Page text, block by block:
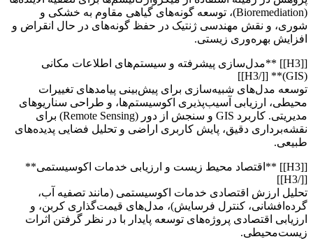
(Bioremediation)، توسعه گونه‌های گیاهی مقاوم به خشکی و
شوری، و نقش مهندسی ژنتیک در حفظ گونه‌های در حال انقراض و
افزایش بهره‌وری زیستی.
[[H3]] **مدل‌سازی پیشرفته و سیستم‌های اطلاعات مکانی
(GIS)** [[/H3]]
توسعه مدل‌های شبیه‌سازی برای پیش‌بینی پیامدهای تغییرات
محیطی، ارزیابی آسیب‌پذیری اکوسیستم‌ها، و طراحی سناریوهای
مدیریتی. کاربرد GIS و سنجش از دور (Remote Sensing) برای
نقشه‌برداری دقیق، پایش کاربری اراضی و تحلیل فضایی پدیده‌های
طبیعی.
[[H3]] **اقتصاد محیط زیست و ارزیابی خدمات اکوسیستمی**
[[/H3]]
تحلیل ارزش اقتصادی خدمات اکوسیستمی (مانند تصفیه آب،
گرده‌افشانی، کنترل فرسایش)، مدل‌های قیمت‌گذاری کربن، و
ارزیابی اقتصادی پروژه‌های توسعه پایدار با در نظر گرفتن اثرات
زیست‌محیطی.